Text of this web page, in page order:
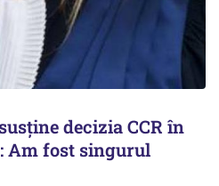
decizia CCR în
Am fost singurul